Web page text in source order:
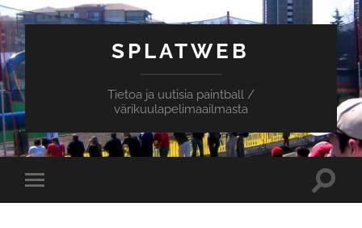
SPLATWEB
Tietoa ja uutisia paintball /
värikuulapelimaailmasta
Toggle
mobile
Toggle